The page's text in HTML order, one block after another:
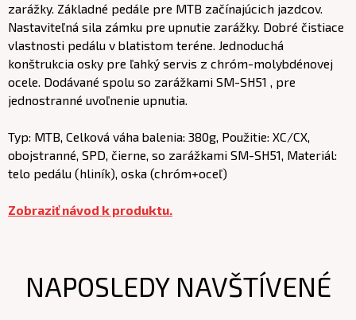
zarážky. Základné pedále pre MTB začínajúcich jazdcov.
Nastaviteľná sila zámku pre upnutie zarážky. Dobré čistiace
vlastnosti pedálu v blatistom teréne. Jednoduchá
konštrukcia osky pre ľahký servis z chróm-molybdénovej
ocele. Dodávané spolu so zarážkami SM-SH51 , pre
jednostranné uvoľnenie upnutia.
Typ: MTB, Celková váha balenia: 380g, Použitie: XC/CX,
obojstranné, SPD, čierne, so zarážkami SM-SH51, Materiál:
telo pedálu (hliník), oska (chróm+oceľ)
Zobraziť návod k produktu.
NAPOSLEDY NAVŠTÍVENÉ